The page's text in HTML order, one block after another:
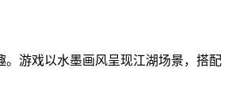
游戏以水墨画风呈现江湖场景，搭配